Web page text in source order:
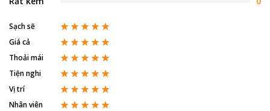
Sạch sẽ
Giá cả
Thoải mái
Tiện nghi
Vị trí
Nhân viên